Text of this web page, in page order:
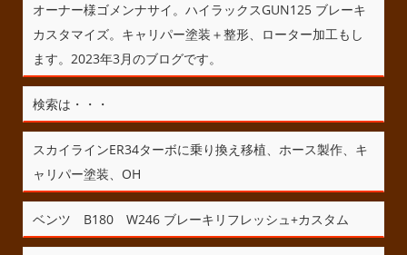
オーナー様ゴメンナサイ。ハイラックスGUN125 ブレーキ
カスタマイズ。キャリパー塗装＋整形、ローター加工もし
ます。2023年3月のブログです。
検索は・・・
スカイラインER34ターボに乗り換え移植、ホース製作、キ
ャリパー塗装、OH
ベンツ B180 W246 ブレーキリフレッシュ+カスタム